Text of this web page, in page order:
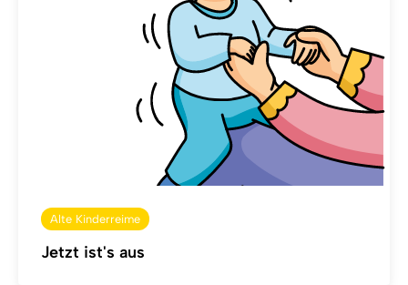
Alte Kinderreime
Jetzt ist's aus